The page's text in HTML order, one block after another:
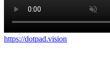
https://dotpad.vision